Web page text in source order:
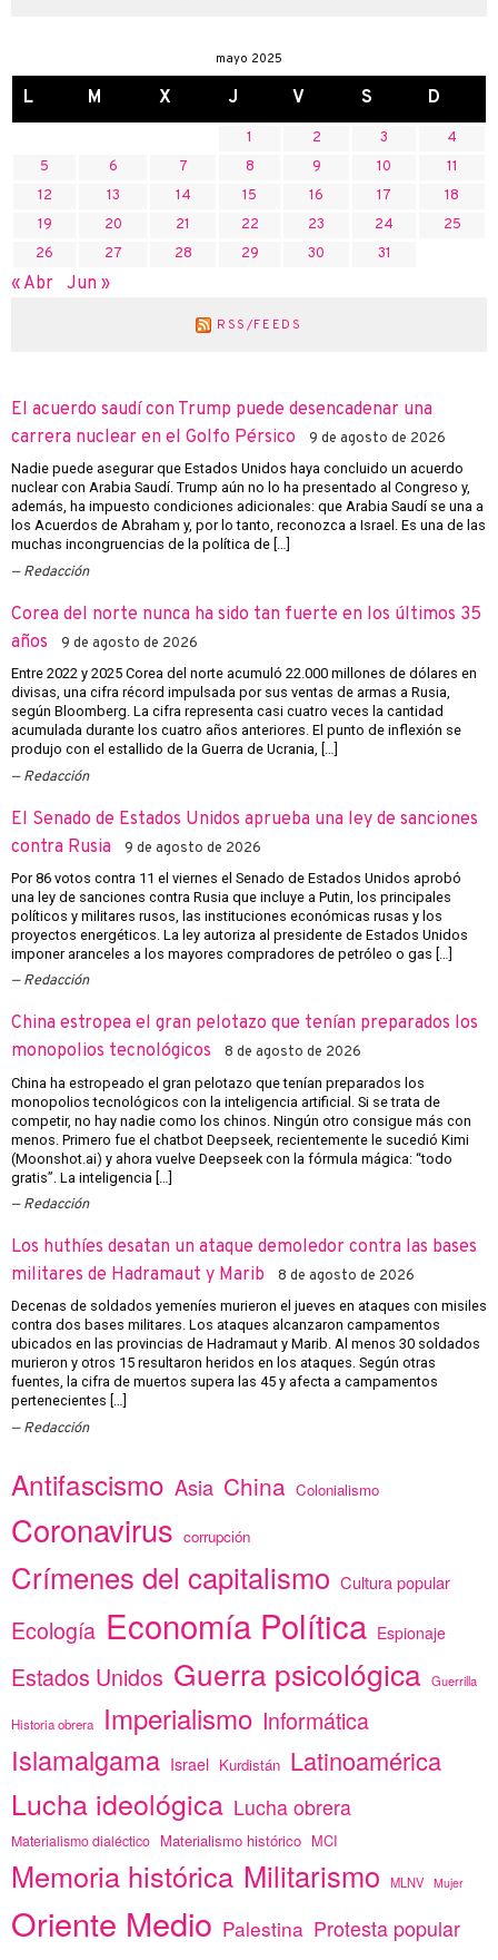
mayo 2025
L M X J V S D
1 2 3
4
5
6 7 8 9 10
11
12
13 14 15 16 17
18
19
20 21 22 23 24
25
26
27 28 29 30 31
« Abr Jun »
RSS/FEEDS
El acuerdo saudí con Trump puede desencadenar una
carrera nuclear en el Golfo Pérsico
9 de agosto de 2026
Nadie puede asegurar que Estados Unidos haya concluido un acuerdo
nuclear con Arabia Saudí. Trump aún no lo ha presentado al Congreso y,
además, ha impuesto condiciones adicionales: que Arabia Saudí se una a
los Acuerdos de Abraham y, por lo tanto, reconozca a Israel. Es una de las
muchas incongruencias de la política de […]
Redacción
Corea del norte nunca ha sido tan fuerte en los últimos 35
años
9 de agosto de 2026
Entre 2022 y 2025 Corea del norte acumuló 22.000 millones de dólares en
divisas, una cifra récord impulsada por sus ventas de armas a Rusia,
según Bloomberg. La cifra representa casi cuatro veces la cantidad
acumulada durante los cuatro años anteriores. El punto de inflexión se
produjo con el estallido de la Guerra de Ucrania, […]
Redacción
El Senado de Estados Unidos aprueba una ley de sanciones
contra Rusia
9 de agosto de 2026
Por 86 votos contra 11 el viernes el Senado de Estados Unidos aprobó
una ley de sanciones contra Rusia que incluye a Putin, los principales
políticos y militares rusos, las instituciones económicas rusas y los
proyectos energéticos. La ley autoriza al presidente de Estados Unidos
imponer aranceles a los mayores compradores de petróleo o gas […]
Redacción
China estropea el gran pelotazo que tenían preparados los
monopolios tecnológicos
8 de agosto de 2026
China ha estropeado el gran pelotazo que tenían preparados los
monopolios tecnológicos con la inteligencia artificial. Si se trata de
competir, no hay nadie como los chinos. Ningún otro consigue más con
menos. Primero fue el chatbot Deepseek, recientemente le sucedió Kimi
(Moonshot.ai) y ahora vuelve Deepseek con la fórmula mágica: “todo
gratis”. La inteligencia […]
Redacción
Los huthíes desatan un ataque demoledor contra las bases
militares de Hadramaut y Marib
8 de agosto de 2026
Decenas de soldados yemeníes murieron el jueves en ataques con misiles
contra dos bases militares. Los ataques alcanzaron campamentos
ubicados en las provincias de Hadramaut y Marib. Al menos 30 soldados
murieron y otros 15 resultaron heridos en los ataques. Según otras
fuentes, la cifra de muertos supera las 45 y afecta a campamentos
pertenecientes […]
Redacción
Antifascismo Asia China Colonialismo
Coronavirus corrupción
Crímenes del capitalismo Cultura popular
Ecología Economía Política Espionaje
Estados Unidos Guerra psicológica Guerrilla
Historia obrera Imperialismo Informática
Islamalgama Israel Kurdistán Latinoamérica
Lucha ideológica Lucha obrera
Materialismo dialéctico Materialismo histórico MCI
Memoria histórica Militarismo MLNV Mujer
Oriente Medio Palestina Protesta popular